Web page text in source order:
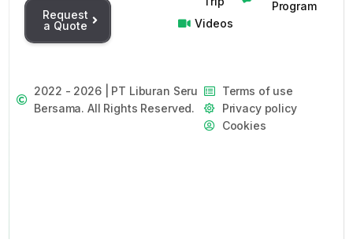
Request
a Quote
Videos
Program
2022 - 2026 | PT Liburan Seru
Bersama. All Rights Reserved.
Terms of use
Privacy policy
Cookies